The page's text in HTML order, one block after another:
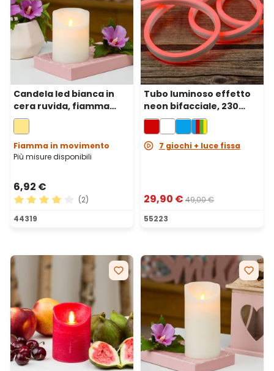
Candela led bianca in
cera ruvida, fiamma
mobile, h 10 cm, Ø 7,5 cm
Fiamma in movimento
Più misure disponibili
6,92 €
Valutazione media di 4 su 5 stelle
(2)
44319
Tubo luminoso effetto
neon bifacciale, 230
volt, 8 m, 960 led rossi
7 giochi + luce fissa
29,90 € 49,00 €
55223